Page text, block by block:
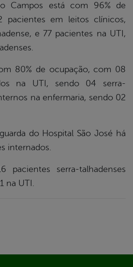
Campos está com 96% de
pacientes em leitos clínicos,
e 77 pacientes na UTI,
80% de ocupação, com 08
na UTI, sendo 04 serra-
na enfermaria, sendo 02
do Hospital São José há
internados.
pacientes serra-talhadenses
na UTI.